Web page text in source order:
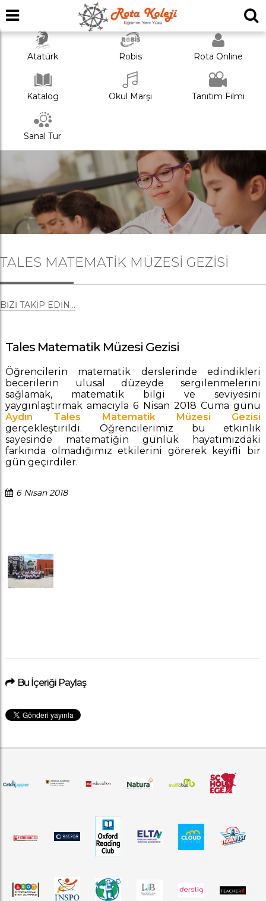
Atatürk Robis Rota Online
Katalog Okul Marşı Tanıtım Filmi
Sanal Tur
TALES MATEMATIK MÜZESI GEZISI
BIZI TAKIP EDIN...
Tales Matematik Müzesi Gezisi
Öğrencilerin matematik derslerinde edindikleri
becerilerin ulusal düzeyde sergilenmelerini
sağlamak, matematik bilgi ve seviyesini
yaygınlaştırmak amacıyla 6 Nisan 2018 Cuma günü
Aydın Tales Matematik Müzesi Gezisi
gerçekleştirildi. Öğrencilerimiz bu etkinlik
sayesinde matematiğin günlük hayatımızdaki
farkında olmadığımız etkilerini görerek keyifli bir
gün geçirdiler.
6 Nisan 2018
Bu İçeriği Paylaş